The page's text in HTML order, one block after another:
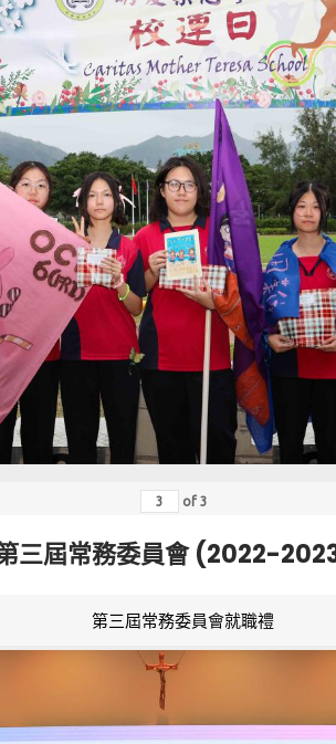
of 3
三屆常務委員會 (2022-
第三屆常務委員會就職禮